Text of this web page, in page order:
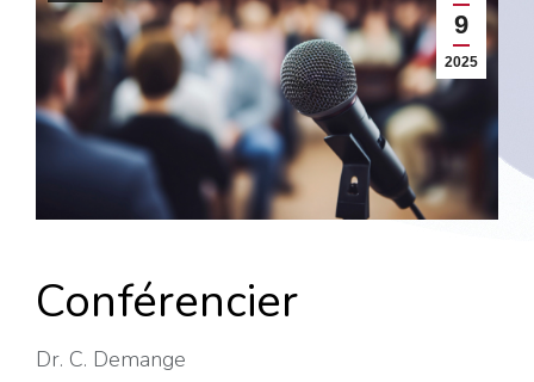
9
2025
Conférencier
Dr. C. Demange